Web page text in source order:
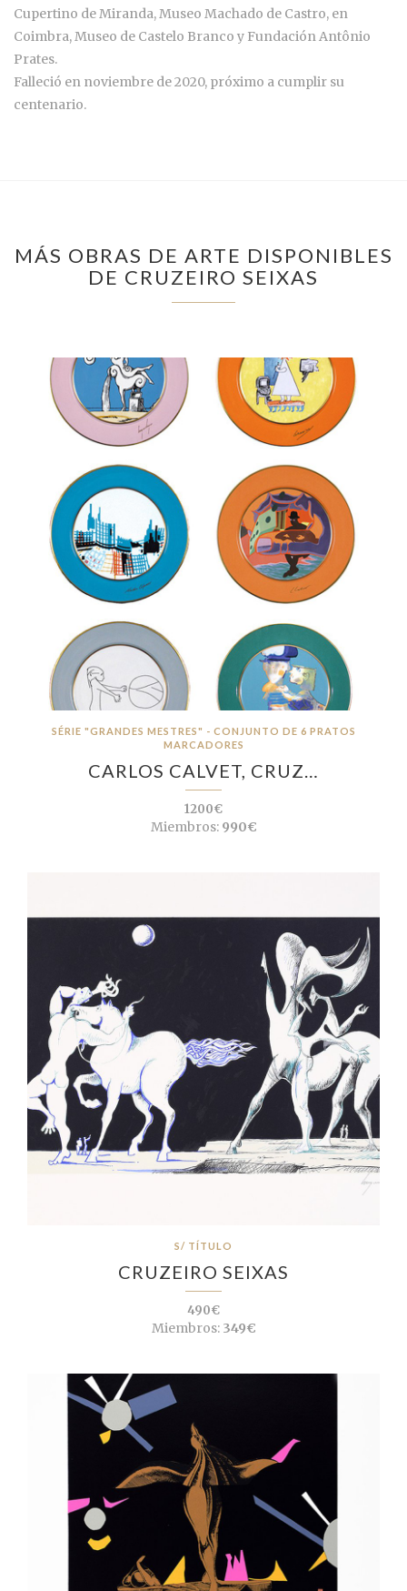
Cupertino de Miranda, Museo Machado de Castro, en
Coimbra, Museo de Castelo Branco y Fundación Antônio
Prates.
Falleció en noviembre de 2020, próximo a cumplir su
centenario.
MÁS OBRAS DE ARTE DISPONIBLES
DE CRUZEIRO SEIXAS
SÉRIE "GRANDES MESTRES" - CONJUNTO DE 6 PRATOS
MARCADORES
CARLOS CALVET, CRUZ…
1200€
Miembros:990€
S/ TÍTULO
CRUZEIRO SEIXAS
490€
Miembros:349€